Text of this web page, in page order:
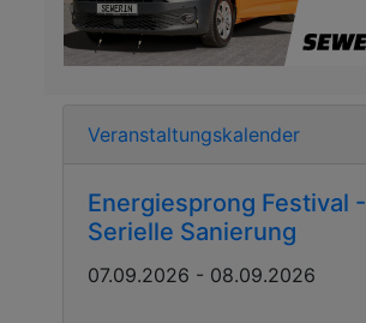
Veranstaltungskalender
Energiesprong Festival -
Serielle Sanierung
07.09.2026 - 08.09.2026